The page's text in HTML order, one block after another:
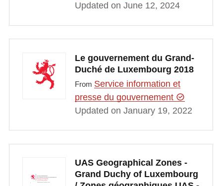
Updated on June 12, 2024
Le gouvernement du Grand-
Duché de Luxembourg 2018
From Service information et
presse du gouvernement
Updated on January 19, 2022
UAS Geographical Zones -
Grand Duchy of Luxembourg